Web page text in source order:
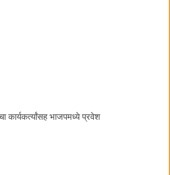
कार्यकर्त्यांसह भाजपमध्ये प्रवेश